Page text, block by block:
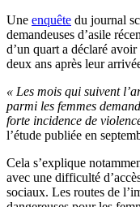
Une enquête du journal
demandeuses d’asile
d’un quart a déclaré
deux ans après leur
« Les mois qui suivent
parmi les femmes
forte incidence de
l’étude publiée en
Cela s’explique
avec une difficulté
sociaux. Les routes de